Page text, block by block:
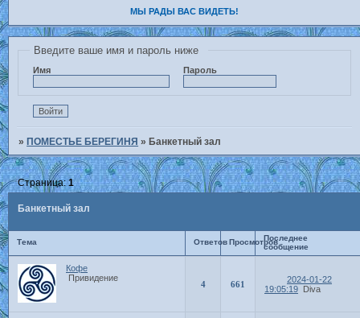
МЫ РАДЫ ВАС ВИДЕТЬ!
Введите ваше имя и пароль ниже
Имя Пароль
»ПОМЕСТЬЕ БЕРЕГИНЯ »Банкетный зал
Банкетный зал
Страница:1
Тема Ответов ПросмотровПоследнее
сообщение
Кофе
Привидение
4 661
2024-01-22
19:05:19
Diva